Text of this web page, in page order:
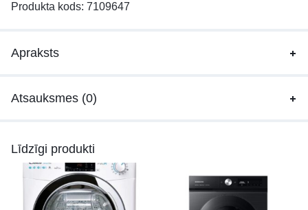
Produkta kods: 7109647
Apraksts
Atsauksmes (0)
Līdzīgi produkti